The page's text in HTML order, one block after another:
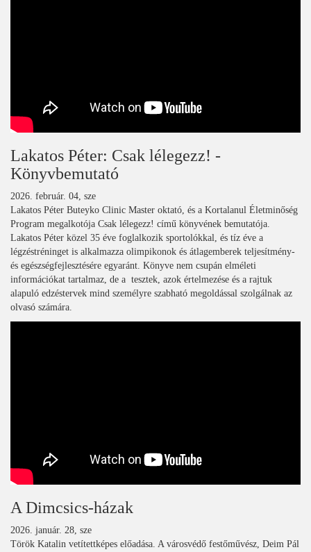
Lakatos Péter: Csak lélegezz! -
Könyvbemutató
2026. február. 04, sze
Lakatos Péter Buteyko Clinic Master oktató, és a Kortalanul Életminőség
Program megalkotója Csak lélegezz! című könyvének bemutatója.
Lakatos Péter közel 35 éve foglalkozik sportolókkal, és tíz éve a
légzéstréninget is alkalmazza olimpikonok és átlagemberek teljesítmény-
és egészségfejlesztésére egyaránt. Könyve nem csupán elméleti
információkat tartalmaz, de a tesztek, azok értelmezése és a rajtuk
alapuló edzéstervek mind személyre szabható megoldással szolgálnak az
olvasó számára.
A Dimcsics-házak
2026. január. 28, sze
Török Katalin vetítettképes előadása. A városvédő festőművész, Deim Pál